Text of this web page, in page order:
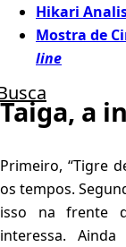
Hikari
Mostra de
line
Taiga, a
Primeiro, “Tigre
os tempos.
isso na frente
interessa.